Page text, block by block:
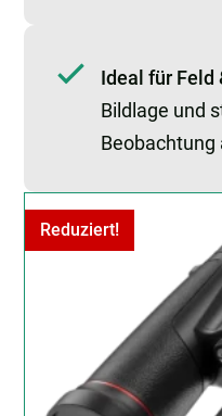
Ideal für Feld
Bildlage und
Beobachtung
Reduziert!